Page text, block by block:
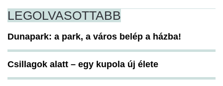
LEGOLVASOTTABB
Dunapark: a park, a város belép a házba!
Csillagok alatt – egy kupola új élete